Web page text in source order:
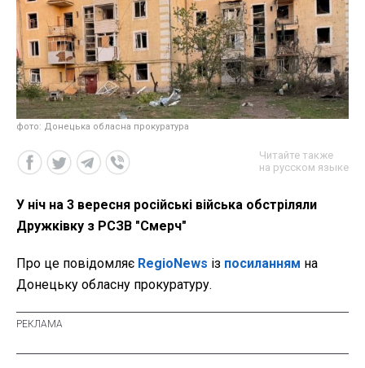
фото: Донецька обласна прокуратура
Читайте также
на русском языке
У ніч на 3 вересня російські війська обстріляли
Дружківку з РСЗВ "Смерч"
Про це повідомляє RegioNews із посиланням на
Донецьку обласну прокуратуру.